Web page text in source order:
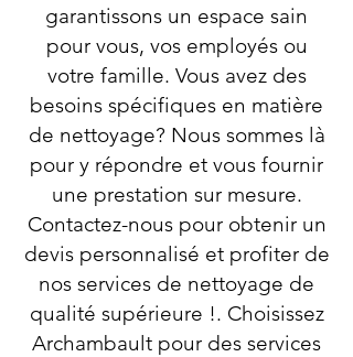
garantissons un espace sain
pour vous, vos employés ou
votre famille. Vous avez des
besoins spécifiques en matière
de nettoyage? Nous sommes là
pour y répondre et vous fournir
une prestation sur mesure.
Contactez-nous pour obtenir un
devis personnalisé et profiter de
nos services de nettoyage de
qualité supérieure !. Choisissez
Archambault pour des services